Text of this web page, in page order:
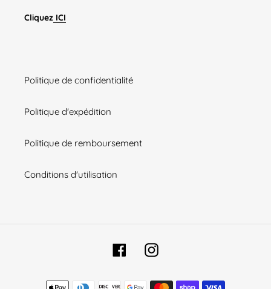
Cliquez ICI
Politique de confidentialité
Politique d'expédition
Politique de remboursement
Conditions d'utilisation
FacebookInstagram
Moyens